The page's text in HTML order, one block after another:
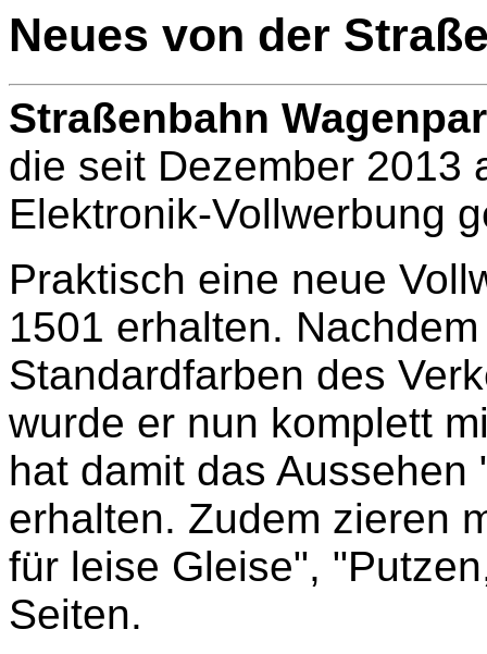
Neues von der
Straßenbahn
die seit Dezember 2013
Elektronik-Vollwerbung
Praktisch eine neue
1501 erhalten.
Standardfarben des
wurde er nun komplett
hat damit das
erhalten. Zudem zieren
für leise Gleise",
Seiten.